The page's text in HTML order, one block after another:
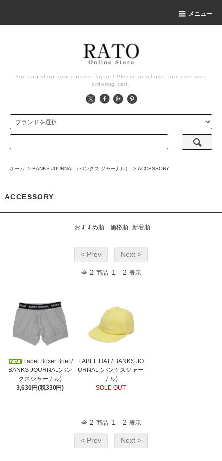
メニュー
You can shop from outside Japan！Please purchase from overseas
ordering cart.
ホーム > BANKS JOURNAL（バンクス ジャーナル） > ACCESSORY
ACCESSORY
おすすめ順 価格順 新着順
< Prev Next >
全 2 商品 1 - 2 表示
Label Boxer Brief /
BANKS JOURNAL(バン
クスジャーナル)
3,630円(税330円)
LABEL HAT / BANKS JO
URNAL (バンクスジャー
ナル)
SOLD OUT
全 2 商品 1 - 2 表示
< Prev Next >